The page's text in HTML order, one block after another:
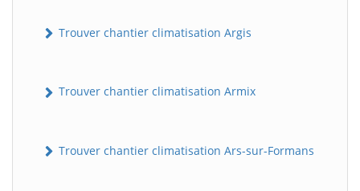
Trouver chantier climatisation Argis
Trouver chantier climatisation Armix
Trouver chantier climatisation Ars-sur-Formans